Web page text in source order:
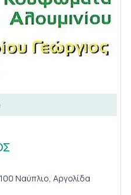
Ναύπλιο, Αργολίδα